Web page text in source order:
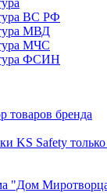
ВС РФ
МВД
МЧС
ФСИН
товаров бренда
KS Safety
"Дом